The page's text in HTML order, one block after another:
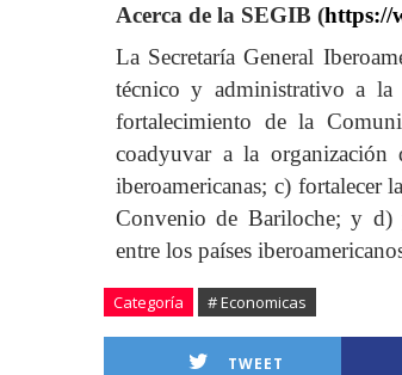
Acerca de la SEGIB (https://
La Secretaría General
técnico y administrativo a la
fortalecimiento de la
coadyuvar a la organización
iberoamericanas; c) fortalecer
Convenio de Bariloche; y d)
entre los países
Categoría # Economicas
TWEET